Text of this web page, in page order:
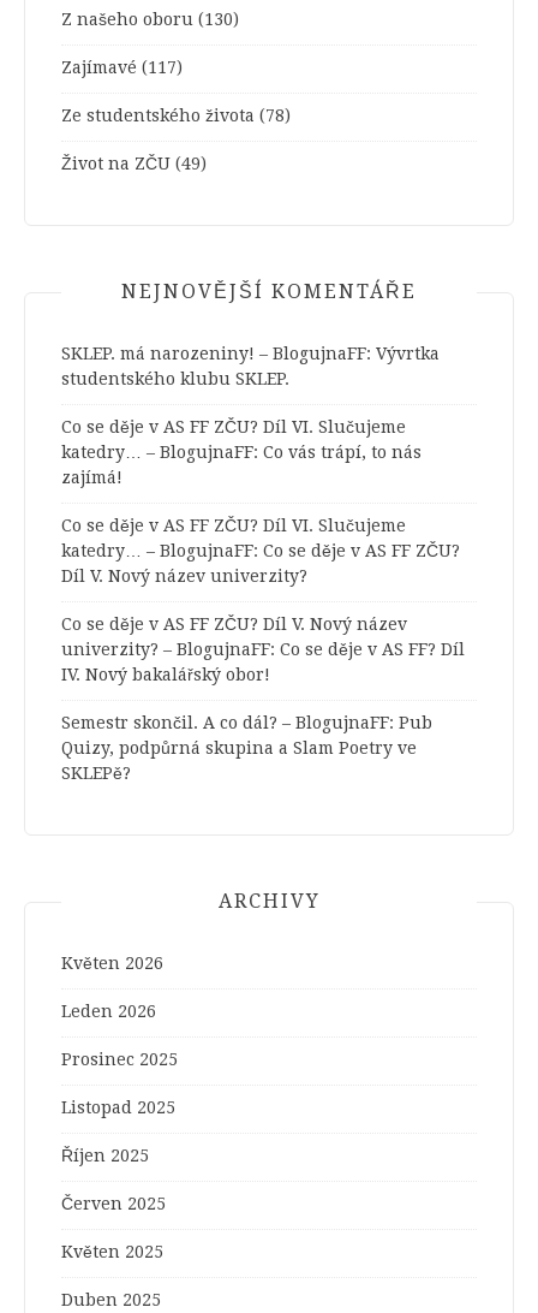
Z našeho oboru (130)
Zajímavé (117)
Ze studentského života (78)
Život na ZČU (49)
NEJNOVĚJŠÍ KOMENTÁŘE
SKLEP. má narozeniny! – BlogujnaFF: Vývrtka
studentského klubu SKLEP.
Co se děje v AS FF ZČU? Díl VI. Slučujeme
katedry… – BlogujnaFF: Co vás trápí, to nás
zajímá!
Co se děje v AS FF ZČU? Díl VI. Slučujeme
katedry… – BlogujnaFF: Co se děje v AS FF ZČU?
Díl V. Nový název univerzity?
Co se děje v AS FF ZČU? Díl V. Nový název
univerzity? – BlogujnaFF: Co se děje v AS FF? Díl
IV. Nový bakalářský obor!
Semestr skončil. A co dál? – BlogujnaFF: Pub
Quizy, podpůrná skupina a Slam Poetry ve
SKLEPě?
ARCHIVY
Květen 2026
Leden 2026
Prosinec 2025
Listopad 2025
Říjen 2025
Červen 2025
Květen 2025
Duben 2025